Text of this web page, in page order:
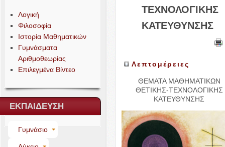
Λογική
Φιλοσοφία
Ιστορία Μαθηματικών
Γυμνάσματα
Αριθμοθεωρίας
Επιλεγμένα Βίντεο
ΕΚΠΑΙΔΕΥΣΗ
Γυμνάσιο
ΤΕΧΝΟΛΟΓΙΚΗΣ
ΚΑΤΕΥΘΥΝΣΗΣ
Λεπτομέρειες
ΘΕΜΑΤΑ ΜΑΘΗΜΑΤΙΚΩΝ
ΘΕΤΙΚΗΣ-​ΤΕΧΝΟΛΟΓΙΚΗΣ
ΚΑΤΕΥΘΥΝΣΗΣ